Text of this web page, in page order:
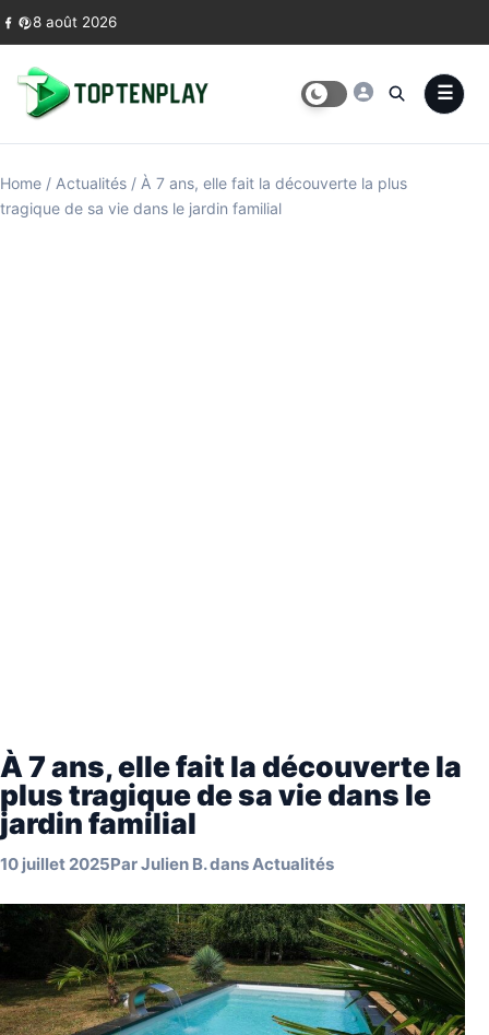
Skip to content
8 août 2026
Home / Actualités / À 7 ans, elle fait la découverte la plus
tragique de sa vie dans le jardin familial
À 7 ans, elle fait la découverte la
plus tragique de sa vie dans le
jardin familial
10 juillet 2025ParJulien B.dansActualités